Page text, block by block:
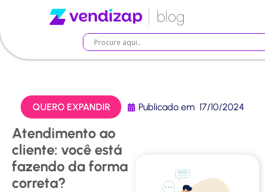
QUERO EXPANDIR Publicado em 17/10/2024
Atendimento ao
cliente: você está
fazendo da forma
correta?